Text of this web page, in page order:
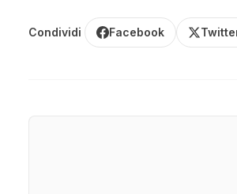
Condividi Facebook